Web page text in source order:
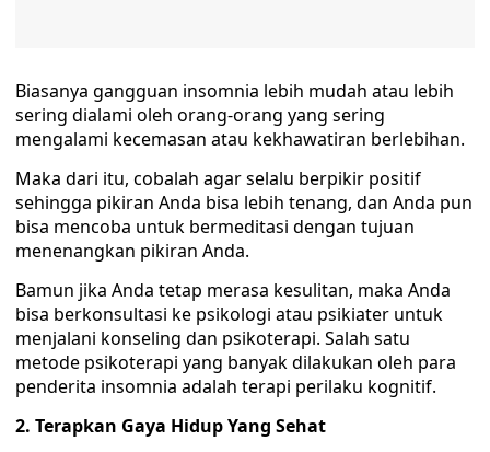
Biasanya gangguan insomnia lebih mudah atau lebih
sering dialami oleh orang-orang yang sering
mengalami kecemasan atau kekhawatiran berlebihan.
Maka dari itu, cobalah agar selalu berpikir positif
sehingga pikiran Anda bisa lebih tenang, dan Anda pun
bisa mencoba untuk bermeditasi dengan tujuan
menenangkan pikiran Anda.
Bamun jika Anda tetap merasa kesulitan, maka Anda
bisa berkonsultasi ke psikologi atau psikiater untuk
menjalani konseling dan psikoterapi. Salah satu
metode psikoterapi yang banyak dilakukan oleh para
penderita insomnia adalah terapi perilaku kognitif.
2. Terapkan Gaya Hidup Yang Sehat